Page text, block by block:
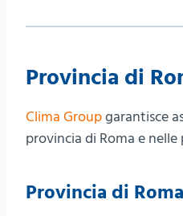
Provincia di
Clima Groupgarantisce
provincia di Roma e
Provincia di Roma